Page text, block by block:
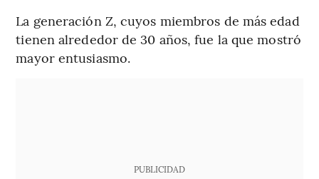
La generación Z, cuyos miembros de más edad
tienen alrededor de 30 años, fue la que mostró
mayor entusiasmo.
PUBLICIDAD